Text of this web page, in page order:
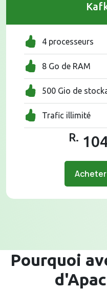
4 processeurs
8 Go de RAM
500 Gio de
Trafic illimité
R.
Pourquoi